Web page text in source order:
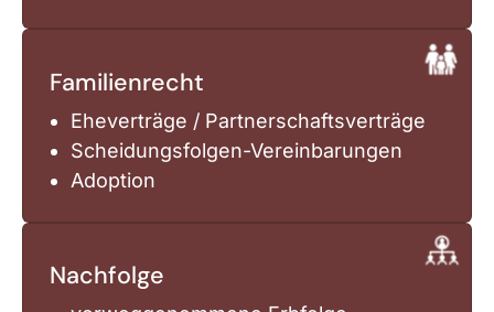
Familienrecht
Eheverträge / Partnerschaftsverträge
Scheidungsfolgen-Vereinbarungen
Adoption
Nachfolge